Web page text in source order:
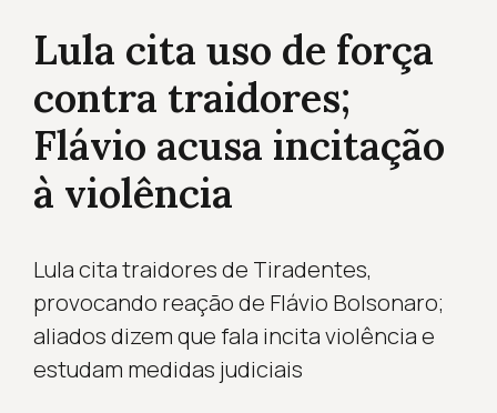
Lula cita uso de força
contra traidores;
Flávio acusa incitação
à violência
Lula cita traidores de Tiradentes,
provocando reação de Flávio Bolsonaro;
aliados dizem que fala incita violência e
estudam medidas judiciais